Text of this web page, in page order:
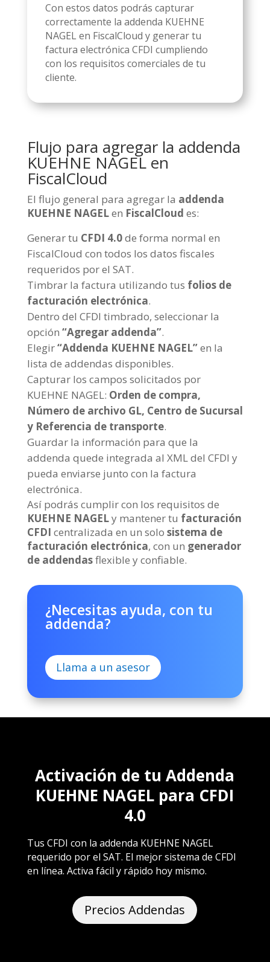
Con estos datos podrás capturar
correctamente la addenda KUEHNE
NAGEL en FiscalCloud y generar tu
factura electrónica CFDI cumpliendo
con los requisitos comerciales de tu
cliente.
Flujo para agregar la addenda
KUEHNE NAGEL en
FiscalCloud
El flujo general para agregar la addenda
KUEHNE NAGELen FiscalCloud es:
Generar tu CFDI 4.0de forma normal en
FiscalCloud con todos los datos fiscales
requeridos por el SAT.
Timbrar la factura utilizando tus folios de
facturación electrónica.
Dentro del CFDI timbrado, seleccionar la
opción “Agregar addenda”.
Elegir“Addenda KUEHNE NAGEL”en la
lista de addendas disponibles.
Capturar los campos solicitados por
KUEHNE NAGEL: Orden de compra,
Número de archivo GL, Centro de Sucursal
y Referencia de transporte.
Guardar la información para que la
addenda quede integrada al XML del CFDI y
pueda enviarse junto con la factura
electrónica.
Así podrás cumplir con los requisitos de
KUEHNE NAGELy mantener tu facturación
CFDI centralizada en un solo sistema de
facturación electrónica, con un generador
de addendasflexible y confiable.
¿Necesitas ayuda, con tu
addenda?
Llama a un asesor
Activación de tu Addenda
KUEHNE NAGEL para CFDI
4.0
Tus CFDI con la addenda KUEHNE NAGEL
requerido por el SAT. El mejor sistema de CFDI
en línea. Activa fácil y rápido hoy mismo.
Precios Addendas